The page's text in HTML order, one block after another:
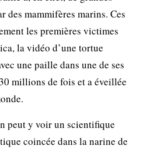
des mammifères marins. Ces
les premières victimes
la vidéo d’une tortue
une paille dans une de ses
millions de fois et a éveillée
peut y voir un scientifique
coincée dans la narine de